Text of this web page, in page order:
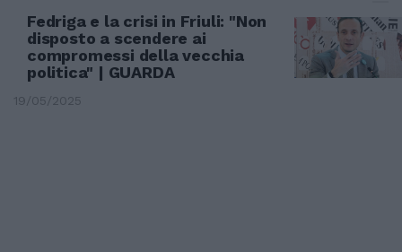
Fedriga e la crisi in Friuli: "Non
disposto a scendere ai
compromessi della vecchia
politica" | GUARDA
19/05/2025